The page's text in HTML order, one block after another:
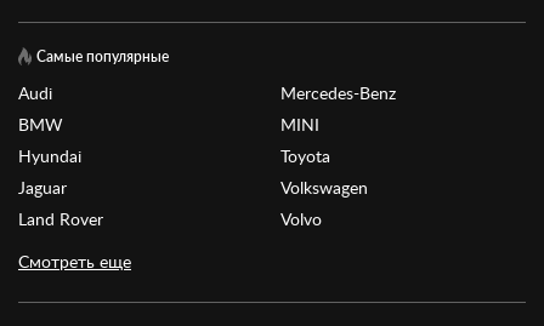
Самые популярные
Audi
BMW
Hyundai
Jaguar
Land Rover
Mercedes-Benz
MINI
Toyota
Volkswagen
Volvo
Смотреть еще